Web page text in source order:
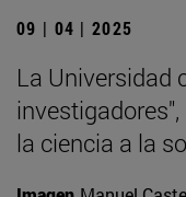
09 | 04 | 2025
La Universidad
la ciencia a la